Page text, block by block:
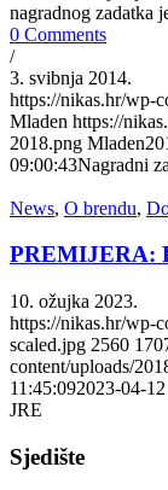
nagradnog zadatka
0 Comments
/
3. svibnja 2014.
https://nikas.hr/wp-
Mladen https://
2018.png Mladen
09:00:43Nagradni
News, O brendu,
PREMIJERA:
10. ožujka 2023.
https://nikas.hr/wp-
scaled.jpg 2560
content/uploads/
11:45:092023-04-
JRE
Sjedište